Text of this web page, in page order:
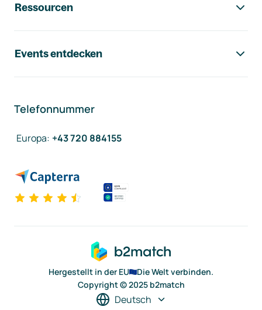
Ressourcen
Events entdecken
Telefonnummer
Europa: +43 720 884155
Hergestellt in der EU
Die Welt verbinden.
Copyright © 2025 b2match
Deutsch